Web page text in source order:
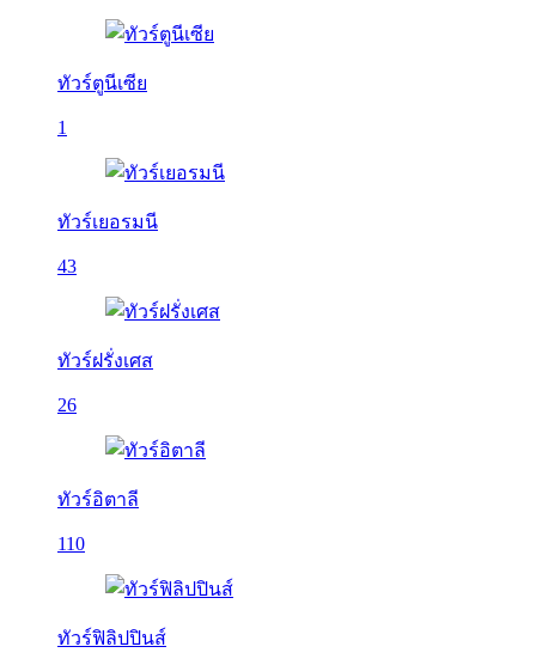
ทัวร์ตูนีเซีย
1
ทัวร์เยอรมนี
43
ทัวร์ฝรั่งเศส
26
ทัวร์อิตาลี
110
ทัวร์ฟิลิปปินส์